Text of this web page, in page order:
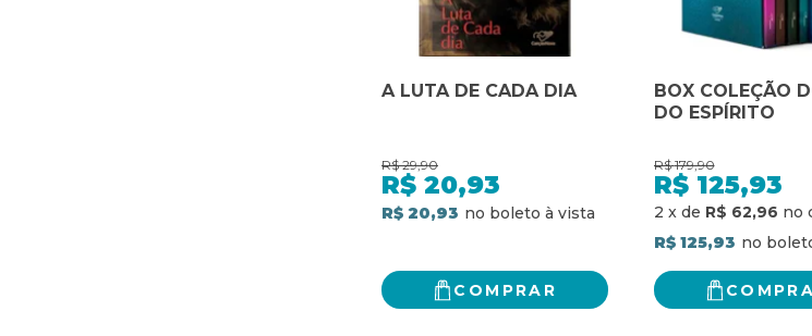
A LUTA DE CADA DIA
R$ 29,90
R$ 20,93
R$ 20,93
COMPRAR
BOX COLEÇÃO
DO ESPÍRITO
R$ 179,90
R$ 125,93
2 x de R$ 62,96
R$ 125,93